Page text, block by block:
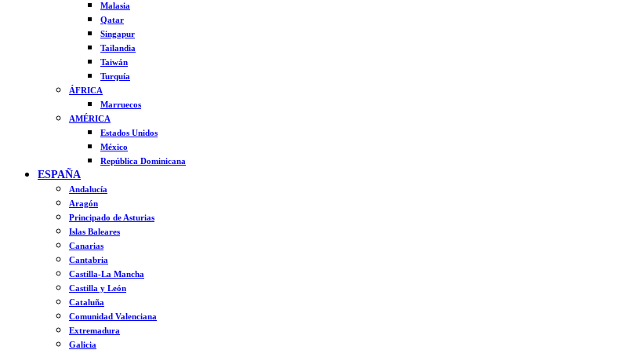
Malasia
Qatar
Singapur
Tailandia
Taiwán
Turquía
ÁFRICA
Marruecos
AMÉRICA
Estados Unidos
México
República Dominicana
ESPAÑA
Andalucía
Aragón
Principado de Asturias
Islas Baleares
Canarias
Cantabria
Castilla-La Mancha
Castilla y León
Cataluña
Comunidad Valenciana
Extremadura
Galicia